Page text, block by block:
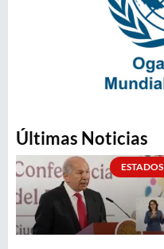
Últimas Noticias
ESTADOS